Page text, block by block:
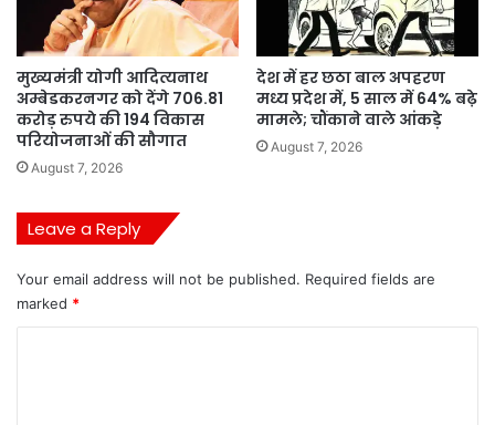
मुख्यमंत्री योगी आदित्यनाथ
अम्बेडकरनगर को देंगे 706.81
करोड़ रुपये की 194 विकास
परियोजनाओं की सौगात
August 7, 2026
देश में हर छठा बाल अपहरण
मध्य प्रदेश में, 5 साल में 64% बढ़े
मामले; चौंकाने वाले आंकड़े
August 7, 2026
Leave a Reply
Your email address will not be published. Required fields are
marked *